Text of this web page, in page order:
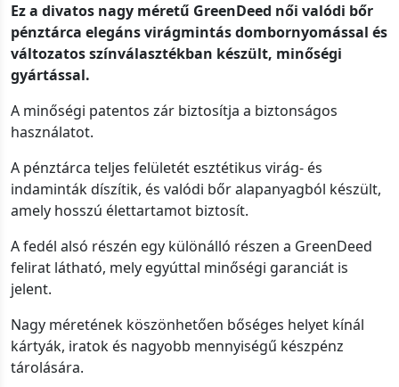
Ez a divatos nagy méretű GreenDeed női valódi bőr
pénztárca elegáns virágmintás dombornyomással és
változatos színválasztékban készült, minőségi
gyártással.
A minőségi patentos zár biztosítja a biztonságos
használatot.
A pénztárca teljes felületét esztétikus virág- és
indaminták díszítik, és valódi bőr alapanyagból készült,
amely hosszú élettartamot biztosít.
A fedél alsó részén egy különálló részen a GreenDeed
felirat látható, mely egyúttal minőségi garanciát is
jelent.
Nagy méretének köszönhetően bőséges helyet kínál
kártyák, iratok és nagyobb mennyiségű készpénz
tárolására.